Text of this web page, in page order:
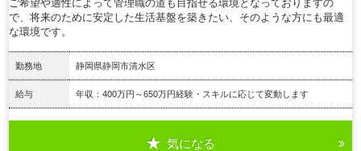
ご希望や適性によって管理職の道も目指せる環境となっておりますの
で、将来のために安定した生活基盤を築きたい、そのような方にも最適
な環境です。
勤務地 静岡県静岡市清水区
給与 年収：400万円～650万円経験・スキルに応じて変動します
気になる